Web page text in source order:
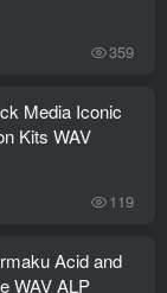
359
Media Iconic
Kits WAV
119
Acid and
WAV ALP